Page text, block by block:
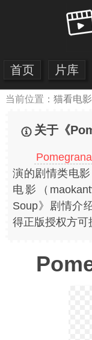
首页 片库
当前位置： 猫看电影
关于《
演的剧情类电
电影（
Soup》剧情介
得正版授权方可